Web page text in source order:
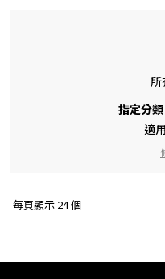
指定分
適
每頁顯示 24 個